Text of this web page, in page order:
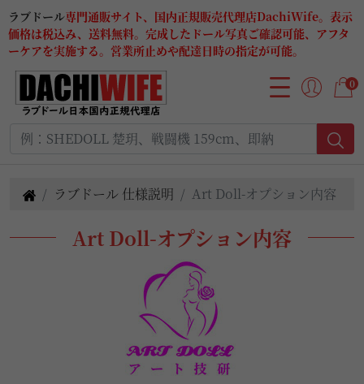
ラブドール専門通販サイト、国内正規販売代理店DachiWife。表示
価格は税込み、送料無料。完成したドール写真ご確認可能、アフタ
ーケアを実施する。営業所止めや配達日時の指定が可能。
0
ラブドール 仕様説明 Art Doll-オプション内容
Art Doll-オプション内容